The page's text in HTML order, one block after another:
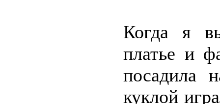
Когда я
платье и
посадила
куклой